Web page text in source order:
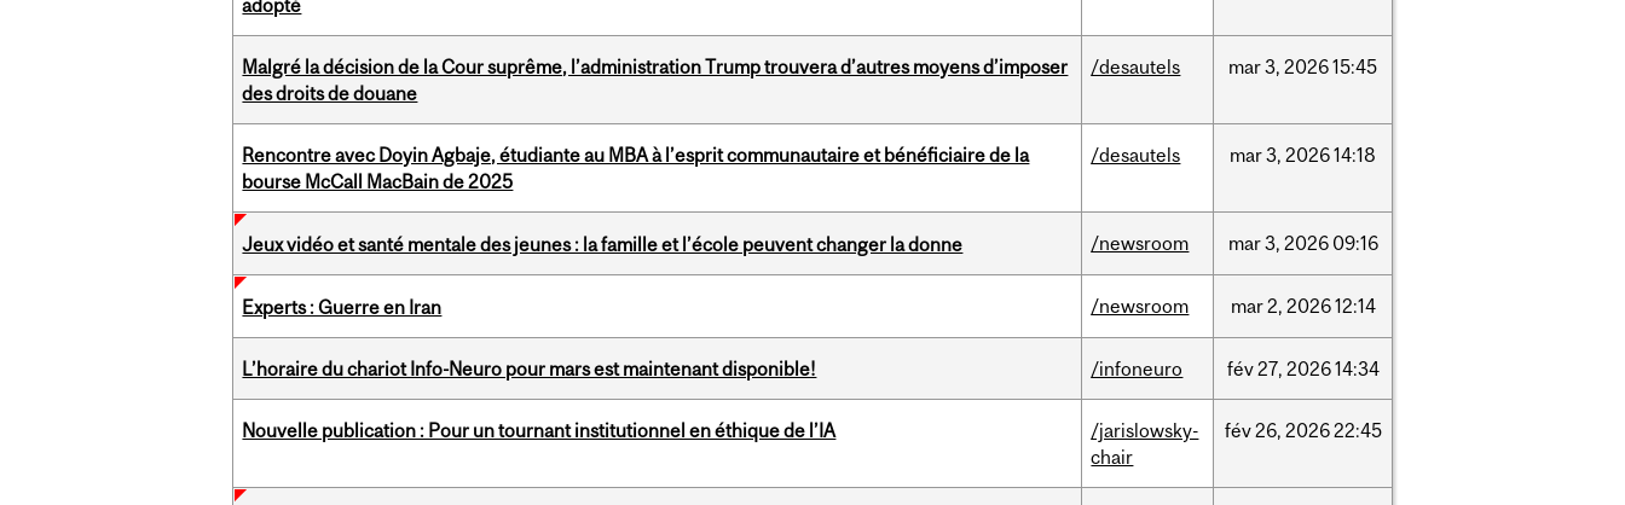
adopté
Malgré la décision de la Cour suprême, l’administration Trump trouvera d’autres moyens d’imposer
des droits de douane
/desautels mar3, 202615:45
Rencontre avec Doyin Agbaje, étudiante au MBA à l’esprit communautaire et bénéficiaire de la
bourse McCall MacBain de 2025
/desautels mar3, 202614:18
Jeux vidéo et santé mentale des jeunes : la famille et l’école peuvent changer la donne /newsroom mar3, 2026 09:16
Experts : Guerre en Iran /newsroom mar2, 202612:14
L’horaire du chariot Info-Neuro pour mars est maintenant disponible! /infoneuro fév27, 202614:34
Nouvelle publication : Pour un tournant institutionnel en éthique de l’IA
/jarislowsky-
chair
fév26, 202622:45